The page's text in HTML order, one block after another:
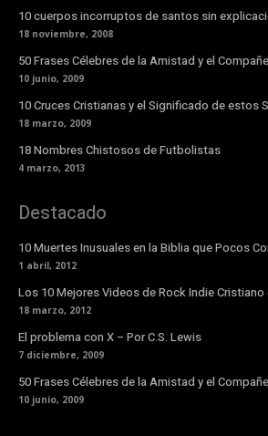
10 cuerpos incorruptos de santos sin
18 noviembre, 2008
50 Frases Célebres de la Amistad y el
10 junio, 2009
10 Cruces Cristianas y el Significado de estos
18 marzo, 2009
18 Nombres Chistosos de Futbolistas
4 marzo, 2013
Destacado
10 Muertes Inusuales en la Biblia que Pocos
1 abril, 2012
Los 10 Mejores Videos de Rock Indie Cristiano
18 marzo, 2012
El problema con X – Por C.S. Lewis
7 diciembre, 2009
50 Frases Célebres de la Amistad y el
10 junio, 2009